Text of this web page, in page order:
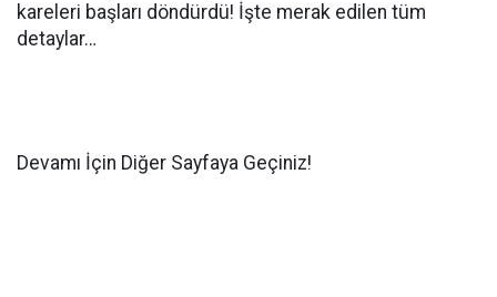
kareleri başları döndürdü! İşte merak edilen tüm
detaylar…
Devamı İçin Diğer Sayfaya Geçiniz!